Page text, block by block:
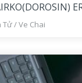
Tử/Ve Chai